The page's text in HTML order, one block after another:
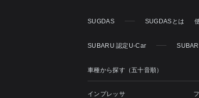
SUGDAS SUGDASとは
SUBARU 認定U-Car
車種から探す（五十音順）
インプレッサ